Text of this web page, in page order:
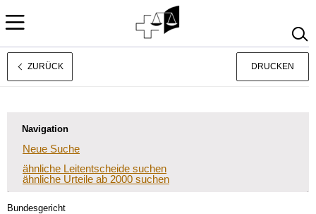
Français
ZURÜCK DRUCKEN
Navigation
Neue Suche
ähnliche Leitentscheide suchen
ähnliche Urteile ab 2000 suchen
Bundesgericht